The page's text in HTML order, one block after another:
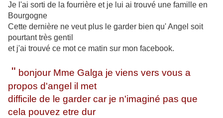
Je l'ai sorti de la fourrière et je lui ai trouvé une famille en
Bourgogne
Cette dernière ne veut plus le garder bien qu' Angel soit
pourtant très gentil
et j'ai trouvé ce mot ce matin sur mon facebook.
" bonjour Mme Galga je viens vers vous a
propos d'angel il met
difficile de le garder car je n'imaginé pas que
cela pouvez etre dur